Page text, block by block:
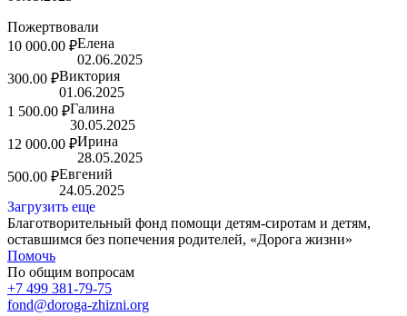
Пожертвовали
10 000.00 ₽Елена
02.06.2025
300.00 ₽Виктория
01.06.2025
1 500.00 ₽Галина
30.05.2025
12 000.00 ₽Ирина
28.05.2025
500.00 ₽Евгений
24.05.2025
Загрузить еще
Благотворительный фонд помощи детям-сиротам и детям,
оставшимся без попечения родителей, «Дорога жизни»
Помочь
По общим вопросам
+7 499 381-79-75
fond@doroga-zhizni.org